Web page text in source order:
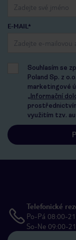
E-MAIL*
Souhlasím se
Poland Sp. z
marketingové
„Informační
využitím tzv.
Telefonické
Po-Pá 08:00-
So-Ne 09:00-